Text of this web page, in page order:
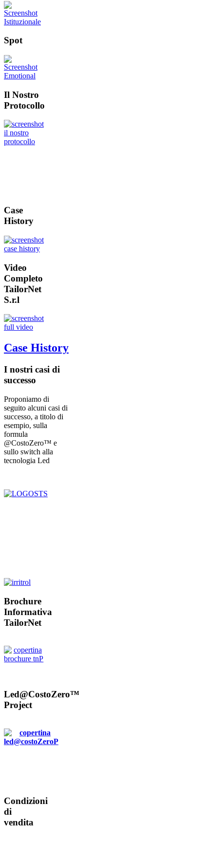
Spot
Il Nostro
Protocollo
Case
History
Video
Completo
TailorNet
S.r.l
Case History
I nostri casi di
successo
Proponiamo di
seguito alcuni casi di
successo, a titolo di
esempio, sulla
formula
@CostoZero™ e
sullo switch alla
tecnologia Led
Brochure
Informativa
TailorNet
Led@CostoZero™
Project
Condizioni
di
vendita